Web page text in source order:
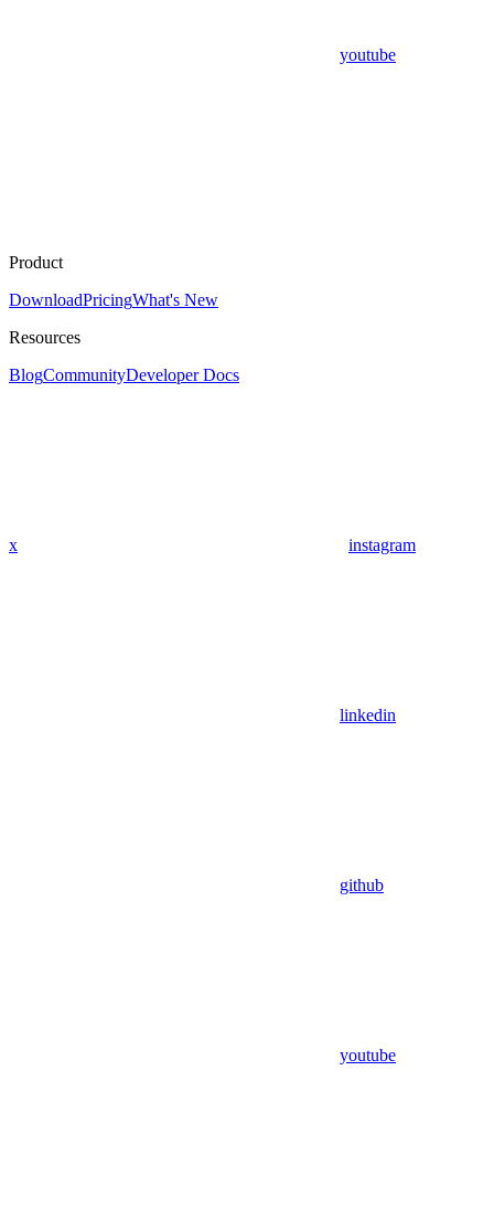
youtube
Product
DownloadPricingWhat's New
Resources
BlogCommunityDeveloper Docs
x instagram
linkedin
github
youtube